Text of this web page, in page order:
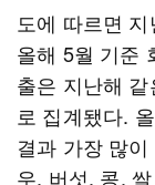
도에 따르면
올해 5월 기준
출은 지난해
로 집계됐다.
결과 가장 많
우, 버섯, 콩,